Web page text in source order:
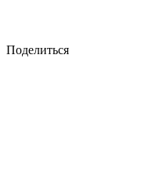
Поделиться